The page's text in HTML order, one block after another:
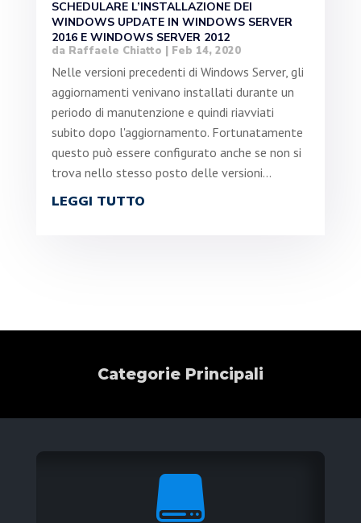
SCHEDULARE L’INSTALLAZIONE DEI
WINDOWS UPDATE IN WINDOWS SERVER
2016 E WINDOWS SERVER 2012
da Raffaele Chiatto | Feb 14, 2020
Nelle versioni precedenti di Windows Server, gli
aggiornamenti venivano installati durante un
periodo di manutenzione e quindi riavviati
subito dopo l'aggiornamento. Fortunatamente
questo può essere configurato anche se non si
trova nello stesso posto delle versioni...
LEGGI TUTTO
Categorie Principali
